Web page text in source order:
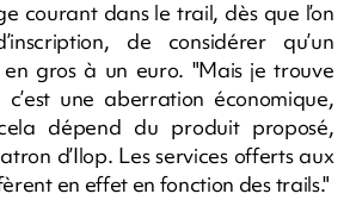
courant dans le trail, dès que l’on
de considérer qu’un
gros à un euro. "Mais je trouve
une aberration économique,
dépend du produit proposé,
d’Ilop. Les services offerts aux
en effet en fonction des trails."